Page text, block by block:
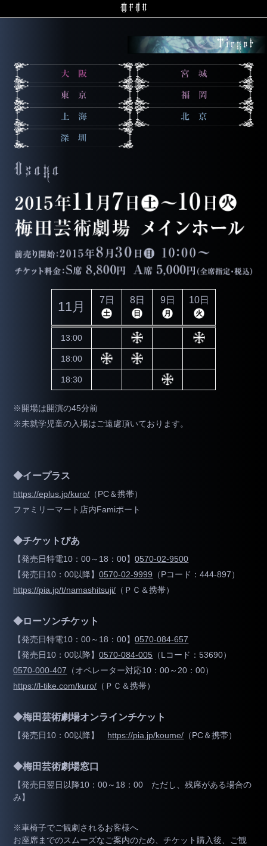
11月 7日
土
8日
日
9日
月
10日
火
13:00
18:00
18:30
※開場は開演の45分前
※未就学児童の入場はご遠慮頂いております。
◆イープラス
https://eplus.jp/kuro/ （PC＆携帯）
ファミリーマート店内Famiポート
◆チケットぴあ
【発売日特電10：00～18：00】0570-02-9500
【発売日10：00以降】0570-02-9999 （Pコード：444-897）
https://pia.jp/t/namashitsuji/ （ＰＣ＆携帯）
◆ローソンチケット
【発売日特電10：00～18：00】0570-084-657
【発売日10：00以降】0570-084-005 （Lコード：53690）
0570-000-407 （オペレーター対応10：00～20：00）
https://l-tike.com/kuro/ （ＰＣ＆携帯）
◆梅田芸術劇場オンラインチケット
【発売日10：00以降】 https://pia.jp/koume/ （PC＆携帯）
◆梅田芸術劇場窓口
【発売日翌日以降10：00～18：00 ただし、残席がある場合の
み】
※車椅子でご観劇されるお客様へ
お座席までのスムーズなご案内のため、チケット購入後、ご観